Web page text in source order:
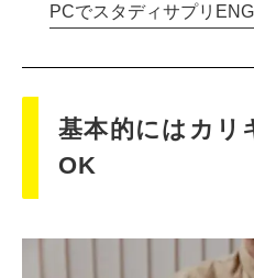
PCでスタディサプリ
基本的にはカリ
OK